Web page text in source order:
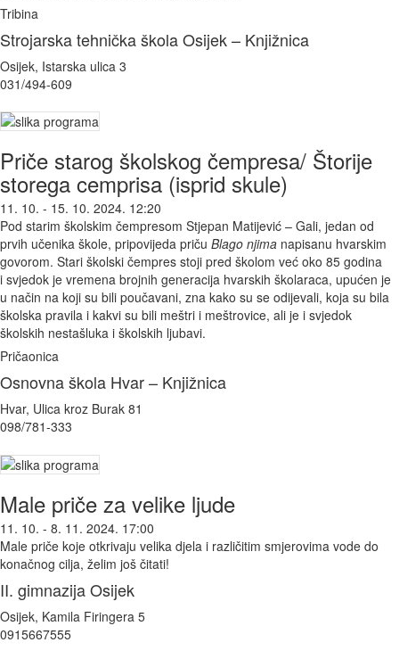
Tribina
Strojarska tehnička škola Osijek – Knjižnica
Osijek, Istarska ulica 3
031/494-609
Priče starog školskog čempresa/ Štorije
storega cemprisa (isprid skule)
11. 10. - 15. 10. 2024. 12:20
Pod starim školskim čempresom Stjepan Matijević – Gali, jedan od
prvih učenika škole, pripovijeda priču Blago njima napisanu hvarskim
govorom. Stari školski čempres stoji pred školom već oko 85 godina
i svjedok je vremena brojnih generacija hvarskih školaraca, upućen je
u način na koji su bili poučavani, zna kako su se odijevali, koja su bila
školska pravila i kakvi su bili meštri i meštrovice, ali je i svjedok
školskih nestašluka i školskih ljubavi.
Pričaonica
Osnovna škola Hvar – Knjižnica
Hvar, Ulica kroz Burak 81
098/781-333
Male priče za velike ljude
11. 10. - 8. 11. 2024. 17:00
Male priče koje otkrivaju velika djela i različitim smjerovima vode do
konačnog cilja, želim još čitati!
II. gimnazija Osijek
Osijek, Kamila Firingera 5
0915667555